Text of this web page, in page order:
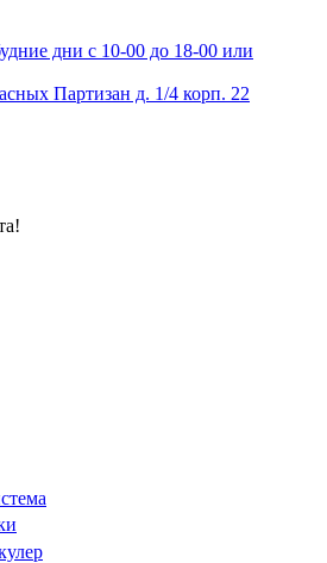
дни с 10-00 до 18-00 или
Партизан д. 1/4 корп. 22